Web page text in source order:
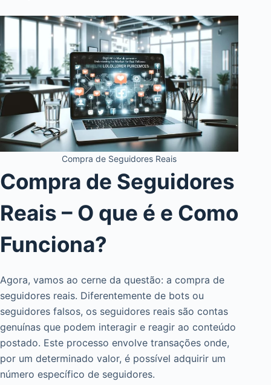
Compra de Seguidores Reais
Compra de Seguidores
Reais – O que é e Como
Funciona?
Agora, vamos ao cerne da questão: a compra de
seguidores reais. Diferentemente de bots ou
seguidores falsos, os seguidores reais são contas
genuínas que podem interagir e reagir ao conteúdo
postado. Este processo envolve transações onde,
por um determinado valor, é possível adquirir um
número específico de seguidores.